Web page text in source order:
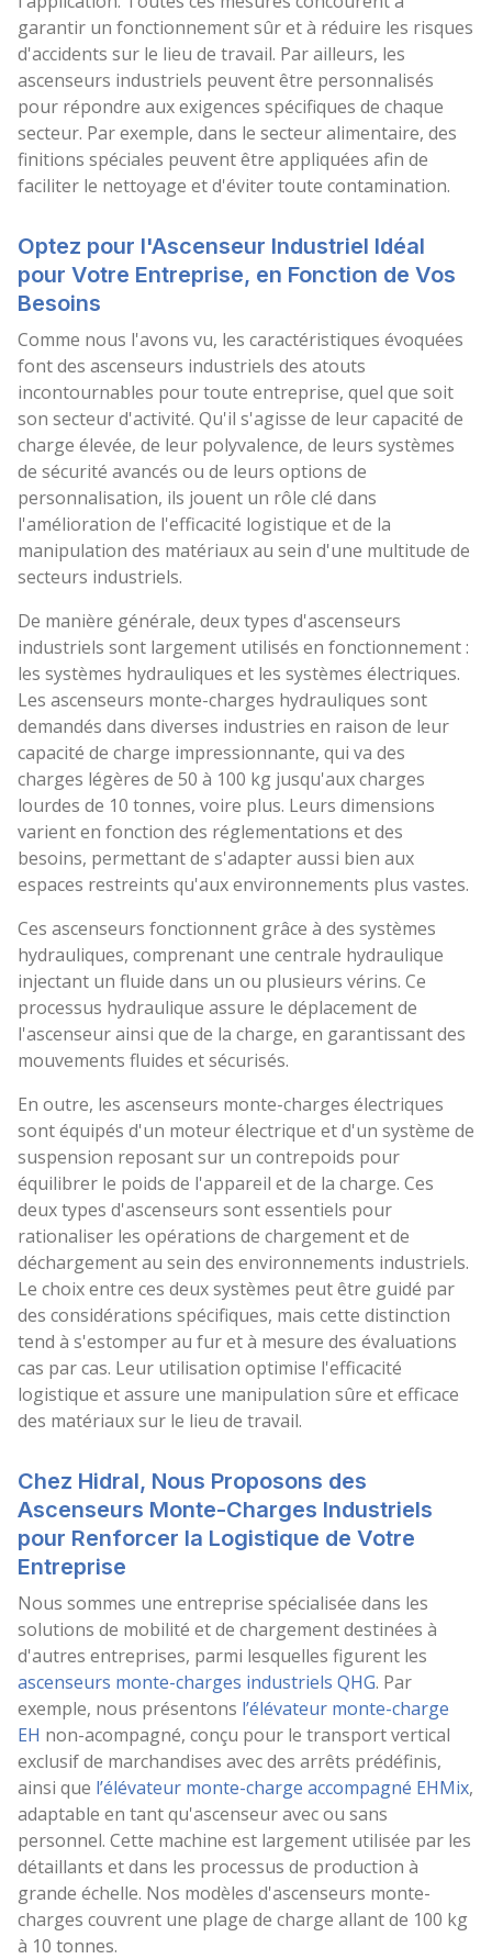
garantir un fonctionnement sûr et à réduire les risques
d'accidents sur le lieu de travail. Par ailleurs, les
ascenseurs industriels peuvent être personnalisés
pour répondre aux exigences spécifiques de chaque
secteur. Par exemple, dans le secteur alimentaire, des
finitions spéciales peuvent être appliquées afin de
faciliter le nettoyage et d'éviter toute contamination.
Optez pour l'Ascenseur Industriel Idéal
pour Votre Entreprise, en Fonction de Vos
Besoins
Comme nous l'avons vu, les caractéristiques évoquées
font des ascenseurs industriels des atouts
incontournables pour toute entreprise, quel que soit
son secteur d'activité. Qu'il s'agisse de leur capacité de
charge élevée, de leur polyvalence, de leurs systèmes
de sécurité avancés ou de leurs options de
personnalisation, ils jouent un rôle clé dans
l'amélioration de l'efficacité logistique et de la
manipulation des matériaux au sein d'une multitude de
secteurs industriels.
De manière générale, deux types d'ascenseurs
industriels sont largement utilisés en fonctionnement :
les systèmes hydrauliques et les systèmes électriques.
Les ascenseurs monte-charges hydrauliques sont
demandés dans diverses industries en raison de leur
capacité de charge impressionnante, qui va des
charges légères de 50 à 100 kg jusqu'aux charges
lourdes de 10 tonnes, voire plus. Leurs dimensions
varient en fonction des réglementations et des
besoins, permettant de s'adapter aussi bien aux
espaces restreints qu'aux environnements plus vastes.
Ces ascenseurs fonctionnent grâce à des systèmes
hydrauliques, comprenant une centrale hydraulique
injectant un fluide dans un ou plusieurs vérins. Ce
processus hydraulique assure le déplacement de
l'ascenseur ainsi que de la charge, en garantissant des
mouvements fluides et sécurisés.
En outre, les ascenseurs monte-charges électriques
sont équipés d'un moteur électrique et d'un système de
suspension reposant sur un contrepoids pour
équilibrer le poids de l'appareil et de la charge. Ces
deux types d'ascenseurs sont essentiels pour
rationaliser les opérations de chargement et de
déchargement au sein des environnements industriels.
Le choix entre ces deux systèmes peut être guidé par
des considérations spécifiques, mais cette distinction
tend à s'estomper au fur et à mesure des évaluations
cas par cas. Leur utilisation optimise l'efficacité
logistique et assure une manipulation sûre et efficace
des matériaux sur le lieu de travail.
Chez Hidral, Nous Proposons des
Ascenseurs Monte-Charges Industriels
pour Renforcer la Logistique de Votre
Entreprise
Nous sommes une entreprise spécialisée dans les
solutions de mobilité et de chargement destinées à
d'autres entreprises, parmi lesquelles figurent les
ascenseurs monte-charges industriels QHG. Par
exemple, nous présentons l’élévateur monte-charge
EH non-acompagné, conçu pour le transport vertical
exclusif de marchandises avec des arrêts prédéfinis,
ainsi que l’élévateur monte-charge accompagné EHMix,
adaptable en tant qu'ascenseur avec ou sans
personnel. Cette machine est largement utilisée par les
détaillants et dans les processus de production à
grande échelle. Nos modèles d'ascenseurs monte-
charges couvrent une plage de charge allant de 100 kg
à 10 tonnes.